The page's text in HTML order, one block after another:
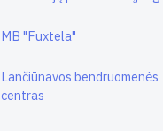
MB "Fuxtela"
Lančiūnavos bendruomenės
centras